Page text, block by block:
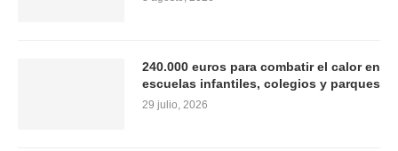
240.000 euros para combatir el calor en
escuelas infantiles, colegios y parques
29 julio, 2026